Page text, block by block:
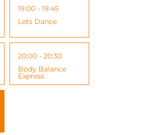
19:00 - 19:45
Lets Dance
20:00 - 20:30
Body Balance
Express